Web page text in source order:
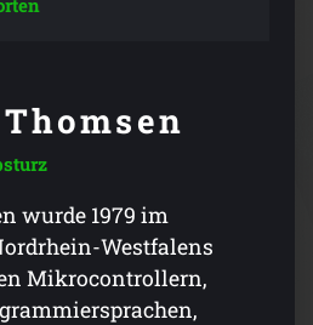
wurde 1979 im
Westfalens
Mikrocontrollern,